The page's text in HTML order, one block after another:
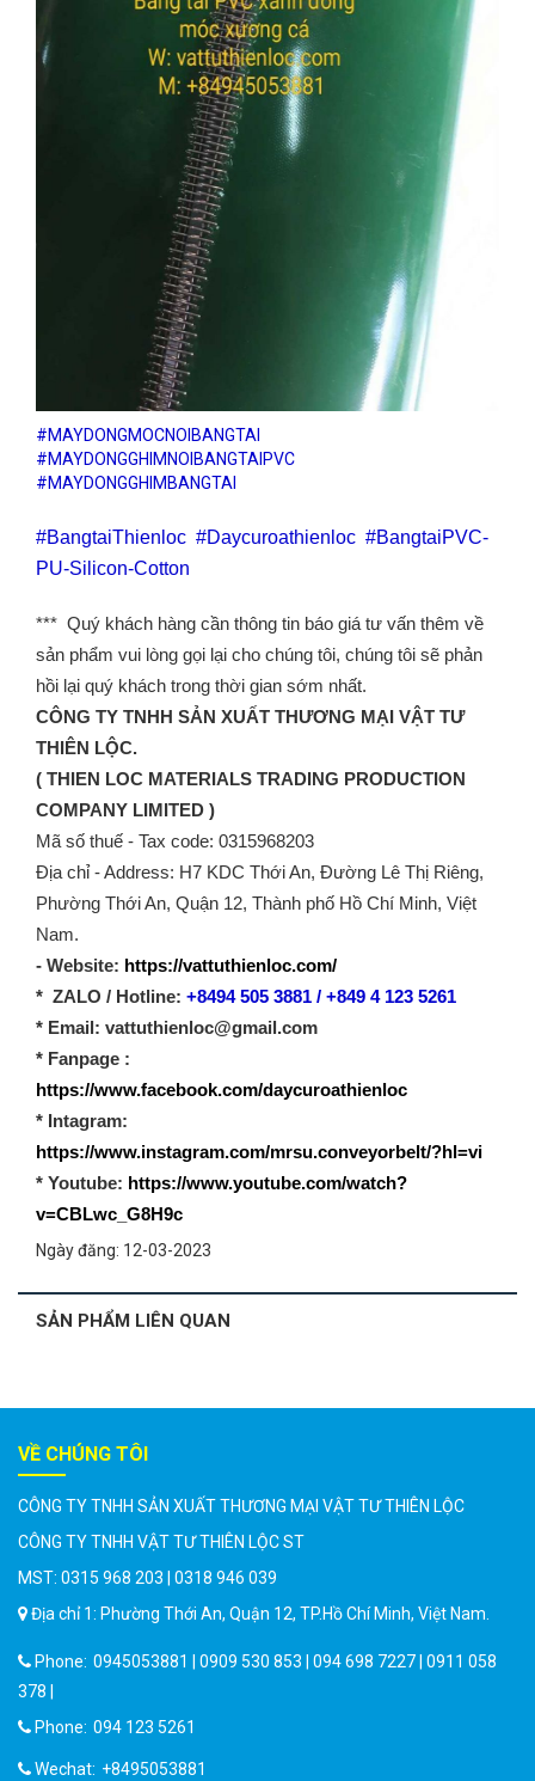
#MAYDONGMOCNOIBANGTAI
#MAYDONGGHIMNOIBANGTAIPVC
#MAYDONGGHIMBANGTAI
#BangtaiThienloc #Daycuroathienloc #BangtaiPVC-
PU-Silicon-Cotton
*** Quý khách hàng cần thông tin báo giá tư vấn thêm về
sản phẩm vui lòng gọi lại cho chúng tôi, chúng tôi sẽ phản
hồi lại quý khách trong thời gian sớm nhất.
CÔNG TY TNHH SẢN XUẤT THƯƠNG MẠI VẬT TƯ
THIÊN LỘC.
( THIEN LOC MATERIALS TRADING PRODUCTION
COMPANY LIMITED )
Mã số thuế - Tax code: 0315968203
Địa chỉ - Address: H7 KDC Thới An, Đường Lê Thị Riêng,
Phường Thới An, Quận 12, Thành phố Hồ Chí Minh, Việt
Nam.
- Website: https://vattuthienloc.com/
* ZALO / Hotline: +8494 505 3881 / +849 4 123 5261
* Email: vattuthienloc@gmail.com
* Fanpage :
https://www.facebook.com/daycuroathienloc
* Intagram:
https://www.instagram.com/mrsu.conveyorbelt/?hl=vi
* Youtube: https://www.youtube.com/watch?
v=CBLwc_G8H9c
Ngày đăng: 12-03-2023
SẢN PHẨM LIÊN QUAN
VỀ CHÚNG TÔI
CÔNG TY TNHH SẢN XUẤT THƯƠNG MẠI VẬT TƯ THIÊN LỘC
CÔNG TY TNHH VẬT TƯ THIÊN LỘC ST
MST: 0315 968 203 | 0318 946 039
Địa chỉ 1: Phường Thới An, Quận 12, TP.Hồ Chí Minh, Việt Nam.
Phone: 0945053881 | 0909 530 853 | 094 698 7227 | 0911 058
378 |
Phone: 094 123 5261
Wechat: +8495053881